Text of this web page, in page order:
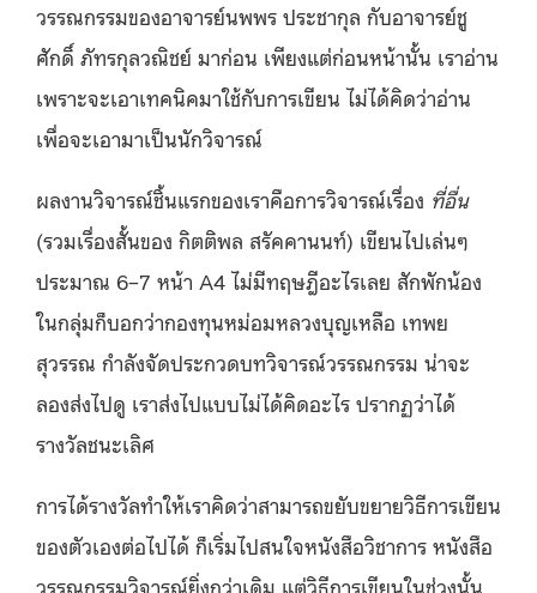
วรรณกรรมของอาจารย์นพพร ประชากุล กับอาจารย์ชู
ศักดิ์ ภัทรกุลวณิชย์ มาก่อน เพียงแต่ก่อนหน้านั้น เราอ่าน
เพราะจะเอาเทคนิคมาใช้กับการเขียน ไม่ได้คิดว่าอ่าน
เพื่อจะเอามาเป็นนักวิจารณ์
ผลงานวิจารณ์ชิ้นแรกของเราคือการวิจารณ์เรื่อง ที่อื่น
(รวมเรื่องสั้นของ กิตติพล สรัคคานนท์) เขียนไปเล่นๆ
ประมาณ 6–7 หน้า A4 ไม่มีทฤษฎีอะไรเลย สักพักน้อง
ในกลุ่มก็บอกว่ากองทุนหม่อมหลวงบุญเหลือ เทพย
สุวรรณ กำลังจัดประกวดบทวิจารณ์วรรณกรรม น่าจะ
ลองส่งไปดู เราส่งไปแบบไม่ได้คิดอะไร ปรากฏว่าได้
รางวัลชนะเลิศ
การได้รางวัลทำให้เราคิดว่าสามารถขยับขยายวิธีการเขียน
ของตัวเองต่อไปได้ ก็เริ่มไปสนใจหนังสือวิชาการ หนังสือ
วรรณกรรมวิจารณ์ยิ่งกว่าเดิม แต่วิธีการเขียนในช่วงนั้น